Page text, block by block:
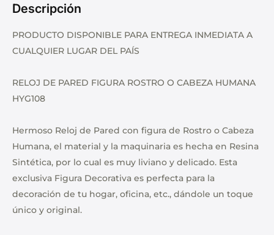
Descripción
PRODUCTO DISPONIBLE PARA ENTREGA INMEDIATA A
CUALQUIER LUGAR DEL PAÍS
RELOJ DE PARED FIGURA ROSTRO O CABEZA HUMANA
HYG108
Hermoso Reloj de Pared con figura de Rostro o Cabeza
Humana, el material y la maquinaria es hecha en Resina
Sintética, por lo cual es muy liviano y delicado. Esta
exclusiva Figura Decorativa es perfecta para la
decoración de tu hogar, oficina, etc., dándole un toque
único y original.